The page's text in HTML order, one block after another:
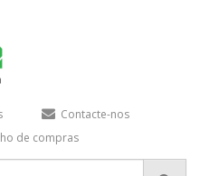
Contacte-nos
de compras